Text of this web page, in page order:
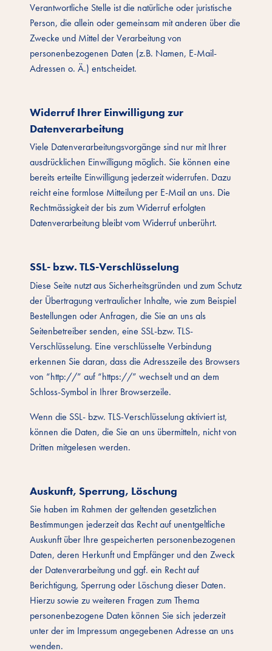
Verantwortliche Stelle ist die natürliche oder juristische
Person, die allein oder gemeinsam mit anderen über die
Zwecke und Mittel der Verarbeitung von
personenbezogenen Daten (z.B. Namen, E-Mail-
Adressen o. Ä.) entscheidet.
Widerruf Ihrer Einwilligung zur
Datenverarbeitung
Viele Datenverarbeitungsvorgänge sind nur mit Ihrer
ausdrücklichen Einwilligung möglich. Sie können eine
bereits erteilte Einwilligung jederzeit widerrufen. Dazu
reicht eine formlose Mitteilung per E-Mail an uns. Die
Rechtmässigkeit der bis zum Widerruf erfolgten
Datenverarbeitung bleibt vom Widerruf unberührt.
SSL- bzw. TLS-Verschlüsselung
Diese Seite nutzt aus Sicherheitsgründen und zum Schutz
der Übertragung vertraulicher Inhalte, wie zum Beispiel
Bestellungen oder Anfragen, die Sie an uns als
Seitenbetreiber senden, eine SSL-bzw. TLS-
Verschlüsselung. Eine verschlüsselte Verbindung
erkennen Sie daran, dass die Adresszeile des Browsers
von “http://” auf “https://” wechselt und an dem
Schloss-Symbol in Ihrer Browserzeile.
Wenn die SSL- bzw. TLS-Verschlüsselung aktiviert ist,
können die Daten, die Sie an uns übermitteln, nicht von
Dritten mitgelesen werden.
Auskunft, Sperrung, Löschung
Sie haben im Rahmen der geltenden gesetzlichen
Bestimmungen jederzeit das Recht auf unentgeltliche
Auskunft über Ihre gespeicherten personenbezogenen
Daten, deren Herkunft und Empfänger und den Zweck
der Datenverarbeitung und ggf. ein Recht auf
Berichtigung, Sperrung oder Löschung dieser Daten.
Hierzu sowie zu weiteren Fragen zum Thema
personenbezogene Daten können Sie sich jederzeit
unter der im Impressum angegebenen Adresse an uns
wenden.